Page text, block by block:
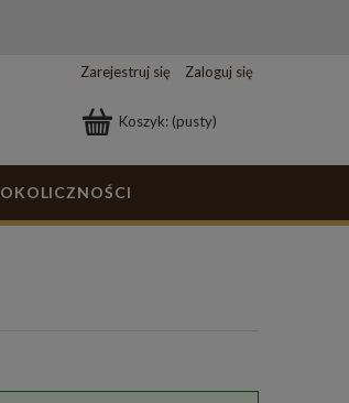
Zarejestruj się Zaloguj się
Koszyk: (pusty)
OKOLICZNOŚCI